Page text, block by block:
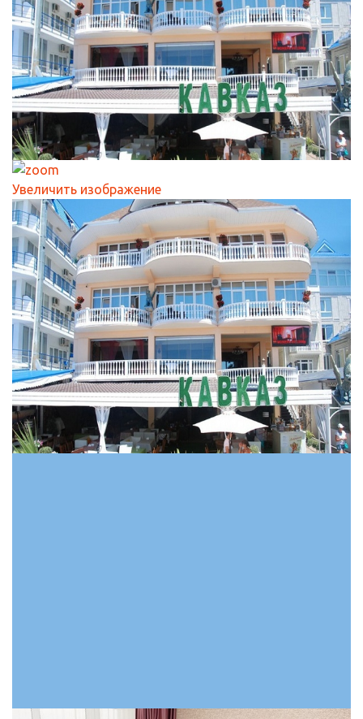
Увеличить изображение